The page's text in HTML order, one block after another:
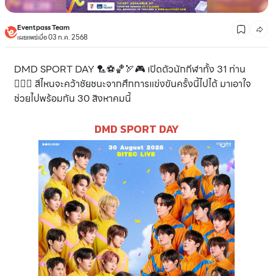
Eventpass Team
เผยแพร่เมื่อ 03 ก.ค. 2568
DMD SPORT DAY 🏸⚽️🏀🏹🎮 เปิดตัวนักกีฬาทั้ง 31 ท่าน
🏃🏻‍♂️ สีไหนจะคว้าชัยชนะจากศึกการแข่งขันครั้งนี้ไปได้ มาเอาใจ
ช่วยไปพร้อมกัน 30 สิงหาคมนี้
DMD SPORT DAY